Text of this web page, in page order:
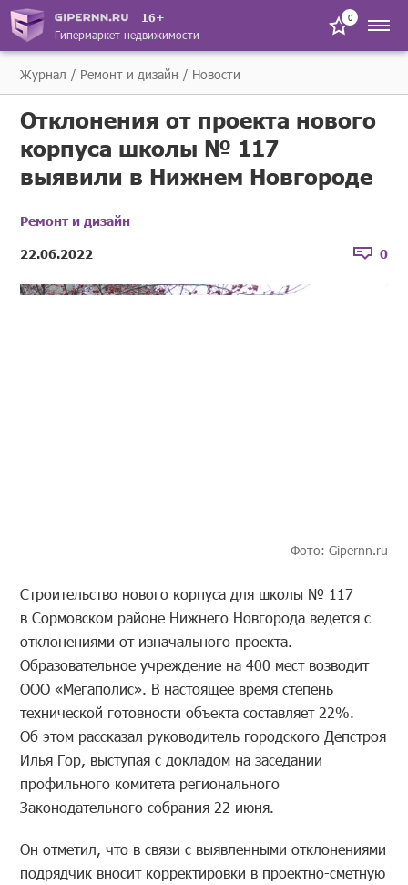
16+
Гипермаркет недвижимости
0
Журнал Ремонт и дизайн Новости
Отклонения от проекта нового
корпуса школы № 117
выявили в Нижнем Новгороде
Ремонт и дизайн
22.06.2022
0
Фото: Gipernn.ru
Строительство нового корпуса для школы № 117
в Сормовском районе Нижнего Новгорода ведется с
отклонениями от изначального проекта.
Образовательное учреждение на 400 мест возводит
ООО «Мегаполис». В настоящее время степень
технической готовности объекта составляет 22%.
Об этом рассказал руководитель городского Депстроя
Илья Гор, выступая с докладом на заседании
профильного комитета регионального
Законодательного собрания 22 июня.
Он отметил, что в связи с выявленными отклонениями
подрядчик вносит корректировки в проектно-сметную